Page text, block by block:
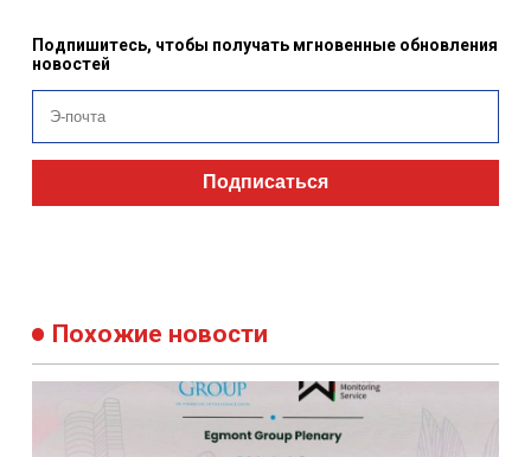
Подпишитесь, чтобы получать мгновенные обновления
новостей
Подписаться
Похожие новости